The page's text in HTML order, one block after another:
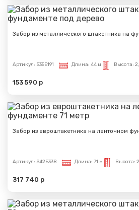
Забор из металлического штакетника на
Артикул: S35E191 Длина: 44 м Высота:
153 590 р
Забор из евроштакетника на ленточном
Артикул: S42E338 Длина: 71 м Высота:
317 740 р